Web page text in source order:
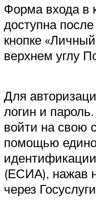
Форма входа в
доступна
кнопке
верхнем углу
Для
логин и
войти на свою
помощью
(ЕСИА), нажав
через